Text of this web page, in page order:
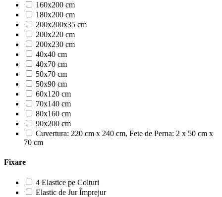
160x200 cm
180x200 cm
200x200x35 cm
200x220 cm
200x230 cm
40x40 cm
40x70 cm
50x70 cm
50x90 cm
60x120 cm
70x140 cm
80x160 cm
90x200 cm
Cuvertura: 220 cm x 240 cm, Fete de Perna: 2 x 50 cm x
70 cm
Fixare
4 Elastice pe Colțuri
Elastic de Jur Împrejur